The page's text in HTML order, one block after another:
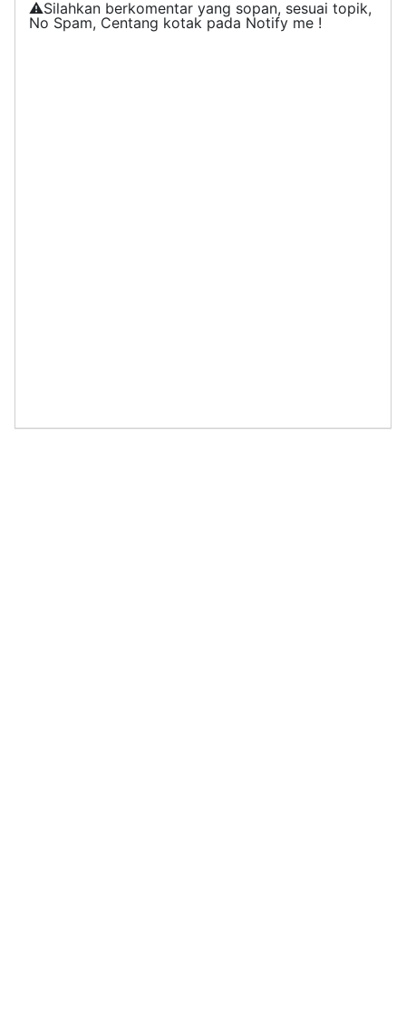
⚠️Silahkan berkomentar yang sopan, sesuai topik,
No Spam, Centang kotak pada Notify me !